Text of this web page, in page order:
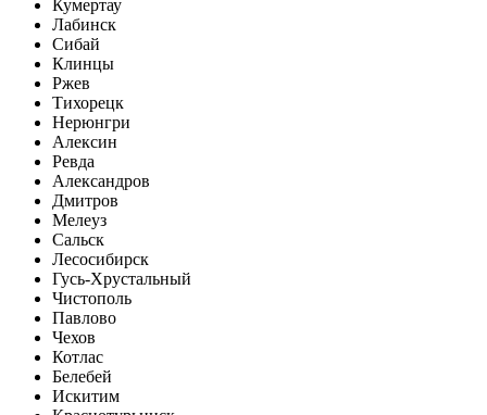
Кумертау
Лабинск
Сибай
Клинцы
Ржев
Тихорецк
Нерюнгри
Алексин
Ревда
Александров
Дмитров
Мелеуз
Сальск
Лесосибирск
Гусь-Хрустальный
Чистополь
Павлово
Чехов
Котлас
Белебей
Искитим